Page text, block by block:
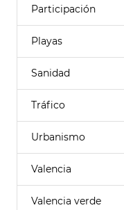
Participación
Playas
Sanidad
Tráfico
Urbanismo
Valencia
Valencia verde